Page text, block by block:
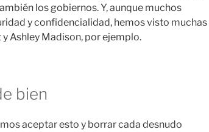
los gobiernos. Y, aunque muchos
y confidencialidad, hemos visto muchas
Ashley Madison, por ejemplo.
bien
aceptar esto y borrar cada desnudo